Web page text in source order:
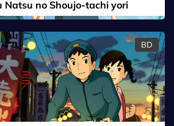
Natsu no Shoujo-tachi yori
BD